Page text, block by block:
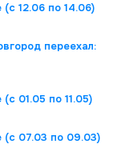
12.06 по 14.06)
переехал:
01.05 по 11.05)
07.03 по 09.03)